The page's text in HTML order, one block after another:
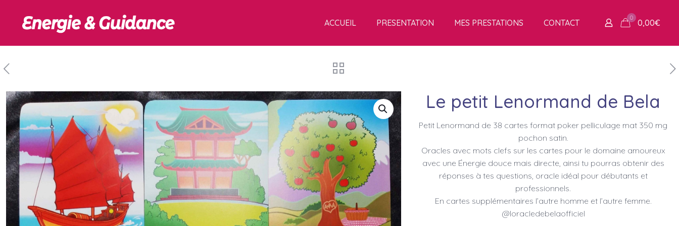
ACCUEIL PRESENTATION MES PRESTATIONS CONTACT 0 0,00€
Le petit Lenormand de Bela
Petit Lenormand de 38 cartes format poker pelliculage mat 350 mg
pochon satin.
Oracles avec mots clefs sur les cartes pour le domaine amoureux
avec une Énergie douce mais directe, ainsi tu pourras obtenir des
réponses à tes questions, oracle idéal pour débutants et
professionnels.
En cartes supplémentaires l’autre homme et l’autre femme.
@loracledebelaofficiel